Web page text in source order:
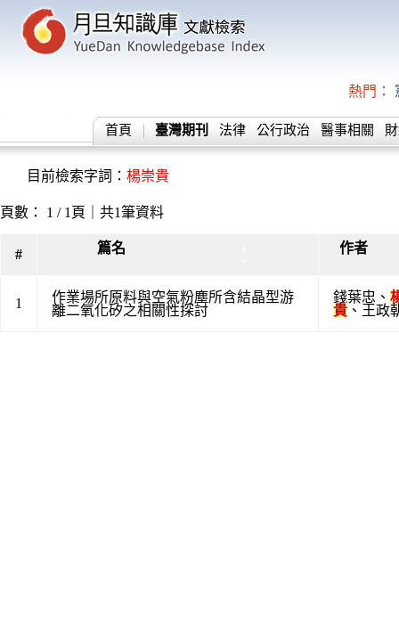
熱門：
首頁 臺灣期刊 法律 公行政治 醫事相關
目前檢索字詞： 楊崇貴
頁數： 1 / 1頁｜共1筆資料
# 篇名 作者
1
作業場所原料與空氣粉塵所含結晶型游
離二氧化矽之相關性探討
錢葉忠 、
貴 、 王政